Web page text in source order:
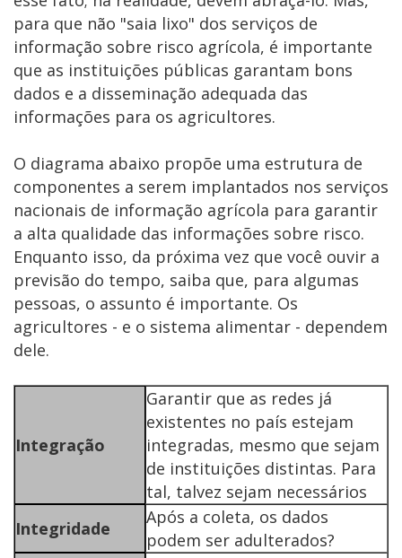
para que não "saia lixo" dos serviços de
informação sobre risco agrícola, é importante
que as instituições públicas garantam bons
dados e a disseminação adequada das
informações para os agricultores.
O diagrama abaixo propõe uma estrutura de
componentes a serem implantados nos serviços
nacionais de informação agrícola para garantir
a alta qualidade das informações sobre risco.
Enquanto isso, da próxima vez que você ouvir a
previsão do tempo, saiba que, para algumas
pessoas, o assunto é importante. Os
agricultores - e o sistema alimentar - dependem
dele.
Integração
Garantir que as redes já
existentes no país estejam
integradas, mesmo que sejam
de instituições distintas. Para
tal, talvez sejam necessários
Integridade
Após a coleta, os dados
podem ser adulterados?